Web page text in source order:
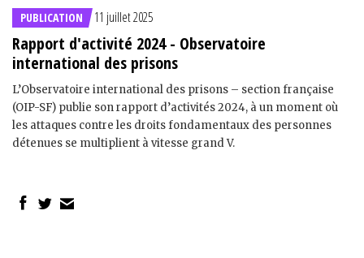
PUBLICATION 11 juillet 2025
Rapport d'activité 2024 - Observatoire
international des prisons
L’Observatoire international des prisons – section française
(OIP-SF) publie son rapport d’activités 2024, à un moment où
les attaques contre les droits fondamentaux des personnes
détenues se multiplient à vitesse grand V.